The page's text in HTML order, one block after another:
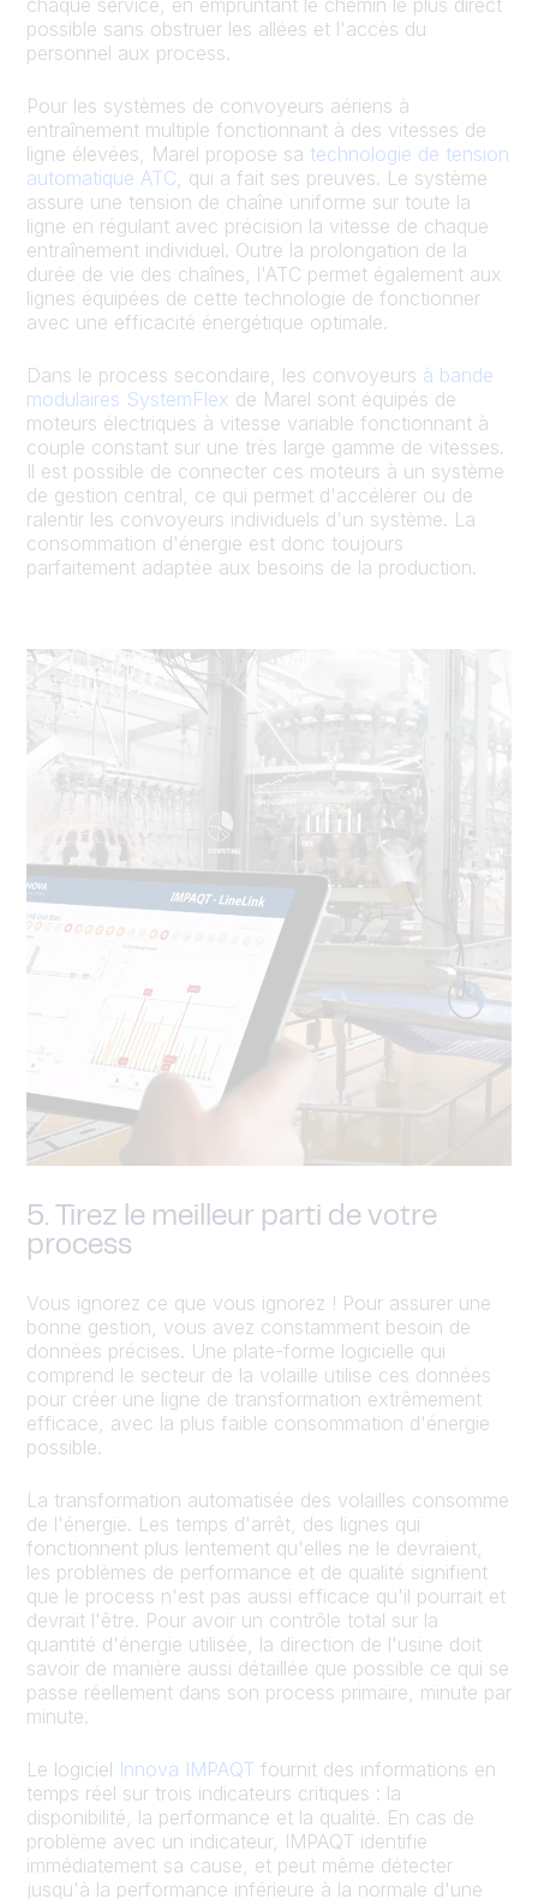
possible sans obstruer les allées et l'accès du
personnel aux process.
Pour les systèmes de convoyeurs aériens à
entraînement multiple fonctionnant à des vitesses de
ligne élevées, Marel propose sa technologie de tension
automatique ATC , qui a fait ses preuves. Le système
assure une tension de chaîne uniforme sur toute la
ligne en régulant avec précision la vitesse de chaque
entraînement individuel. Outre la prolongation de la
durée de vie des chaînes, l'ATC permet également aux
lignes équipées de cette technologie de fonctionner
avec une efficacité énergétique optimale.
Dans le process secondaire, les convoyeurs à bande
modulaires SystemFlex de Marel sont équipés de
moteurs électriques à vitesse variable fonctionnant à
couple constant sur une très large gamme de vitesses.
Il est possible de connecter ces moteurs à un système
de gestion central, ce qui permet d'accélérer ou de
ralentir les convoyeurs individuels d'un système. La
consommation d'énergie est donc toujours
parfaitement adaptée aux besoins de la production.
5. Tirez le meilleur parti de votre
process
Vous ignorez ce que vous ignorez ! Pour assurer une
bonne gestion, vous avez constamment besoin de
données précises. Une plate-forme logicielle qui
comprend le secteur de la volaille utilise ces données
pour créer une ligne de transformation extrêmement
efficace, avec la plus faible consommation d'énergie
possible.
La transformation automatisée des volailles consomme
de l'énergie. Les temps d'arrêt, des lignes qui
fonctionnent plus lentement qu'elles ne le devraient,
les problèmes de performance et de qualité signifient
que le process n'est pas aussi efficace qu'il pourrait et
devrait l'être. Pour avoir un contrôle total sur la
quantité d'énergie utilisée, la direction de l'usine doit
savoir de manière aussi détaillée que possible ce qui se
passe réellement dans son process primaire, minute par
minute.
Le logiciel Innova IMPAQT fournit des informations en
temps réel sur trois indicateurs critiques : la
disponibilité, la performance et la qualité. En cas de
problème avec un indicateur, IMPAQT identifie
immédiatement sa cause, et peut même détecter
jusqu'à la performance inférieure à la normale d'une